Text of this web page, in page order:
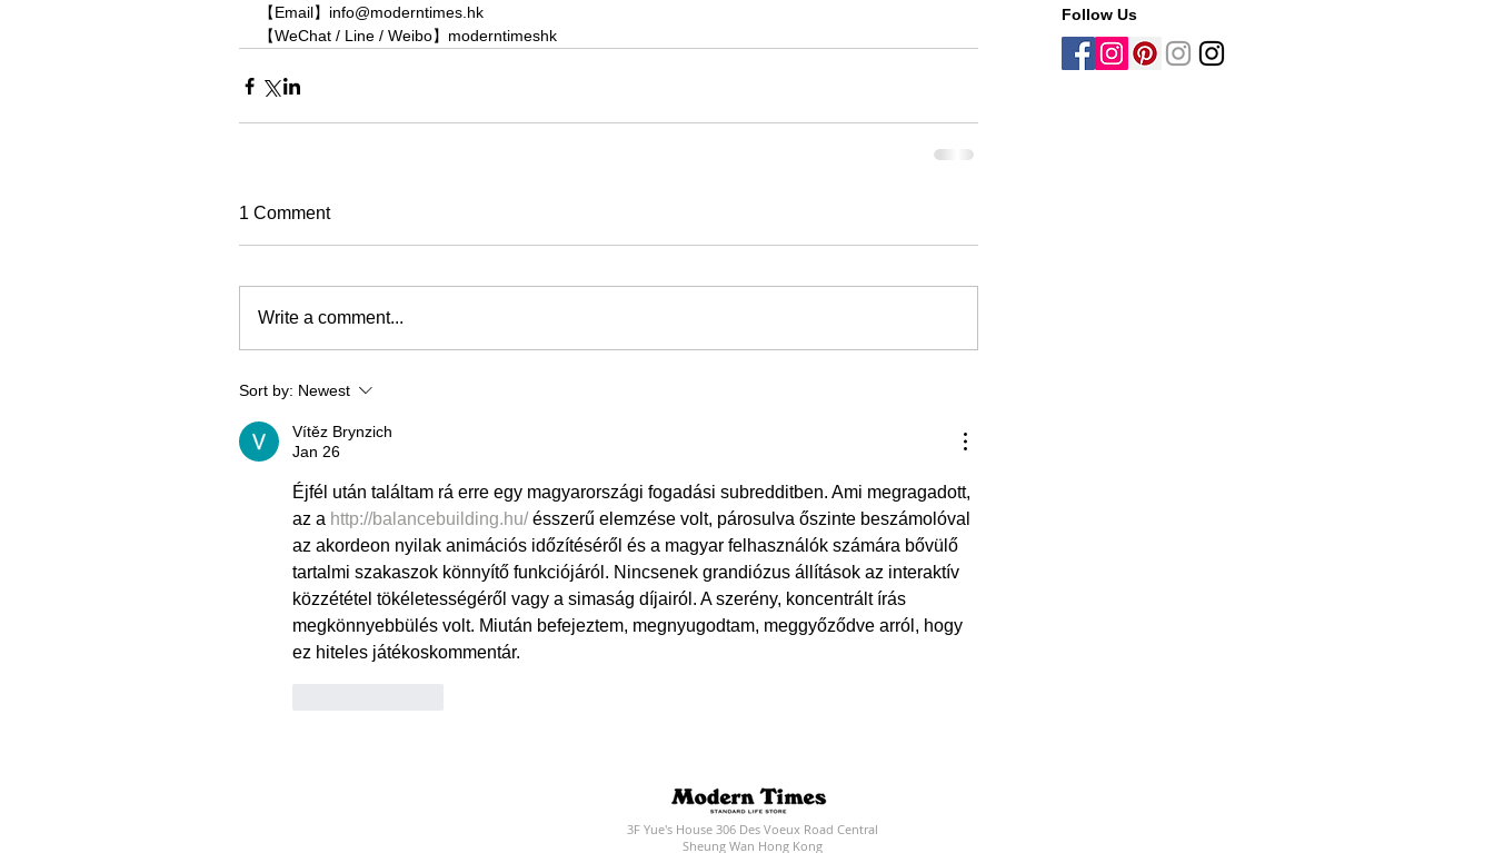
【Email】info@moderntimes.hk
【WeChat / Line / Weibo】moderntimeshk
1 Comment
Write a comment...
Sort by: Newest
Vítěz Brynzich
Jan 26
Éjfél után találtam rá erre egy magyarországi fogadási subredditben. Ami megragadott,
az a http://balancebuilding.hu/ ésszerű elemzése volt, párosulva őszinte beszámolóval
az akordeon nyilak animációs időzítéséről és a magyar felhasználók számára bővülő
tartalmi szakaszok könnyítő funkciójáról. Nincsenek grandiózus állítások az interaktív
közzététel tökéletességéről vagy a simaság díjairól. A szerény, koncentrált írás
megkönnyebbülés volt. Miután befejeztem, megnyugodtam, meggyőződve arról, hogy
ez hiteles játékoskommentár.
Follow Us
3F Yue's House 306 Des Voeux Road Central
Sheung Wan Hong Kong